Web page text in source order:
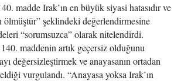
madde Irak’ın en büyük siyasi hatasıdır ve
ölmüştür” şeklindeki değerlendirmesine
“sorumsuzca” olarak nitelendirdi.
maddenin artık geçersiz olduğunu
değersizleştirmek ve anayasanın ortadan
vurgulandı. “Anayasa yoksa Irak’ın